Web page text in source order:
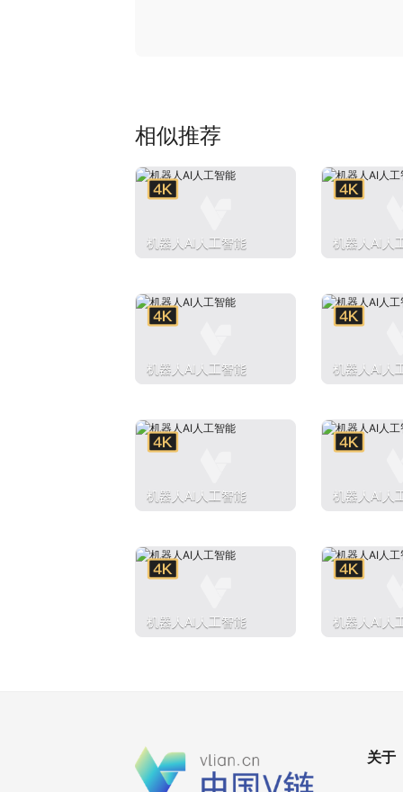
相似推荐
机器人AI人工智能 机器人AI人
机器人AI人工智能 机器人AI人
机器人AI人工智能 机器人AI人
机器人AI人工智能 机器人AI人
关于